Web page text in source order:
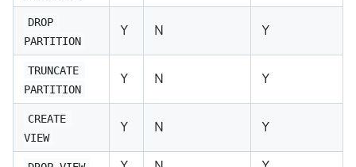
DROP
PARTITION
Y N Y
TRUNCATE
PARTITION
Y N Y
CREATE
VIEW
Y N Y